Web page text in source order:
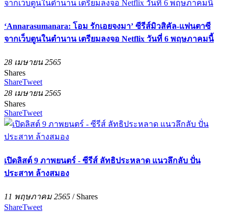
‘Annarasumanara: โอม รักเอยจงมา’ ซีรีส์มิวสิคัล-แฟนตาซี
จากเว็บตูนในตำนาน เตรียมลงจอ Netflix วันที่ 6 พฤษภาคมนี้
28 เมษายน 2565
Shares
ShareTweet
28 เมษายน 2565
Shares
ShareTweet
เปิดลิสต์ 9 ภาพยนตร์ - ซีรีส์ ลัทธิประหลาด แนวลึกลับ ปั่น
ประสาท ล้างสมอง
11 พฤษภาคม 2565 / Shares
ShareTweet